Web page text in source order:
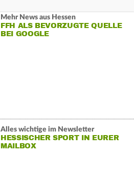
Mehr News aus Hessen
FFH ALS BEVORZUGTE QUELLE
BEI GOOGLE
Alles wichtige im Newsletter
HESSISCHER SPORT IN EURER
MAILBOX